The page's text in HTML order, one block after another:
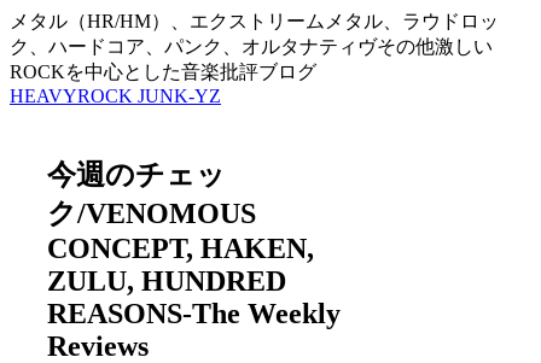
メタル（HR/HM）、エクストリームメタル、ラウドロッ
ク、ハードコア、パンク、オルタナティヴその他激しい
ROCKを中心とした音楽批評ブログ
HEAVYROCK JUNK-YZ
今週のチェッ
ク/VENOMOUS
CONCEPT, HAKEN,
ZULU, HUNDRED
REASONS-The Weekly
Reviews